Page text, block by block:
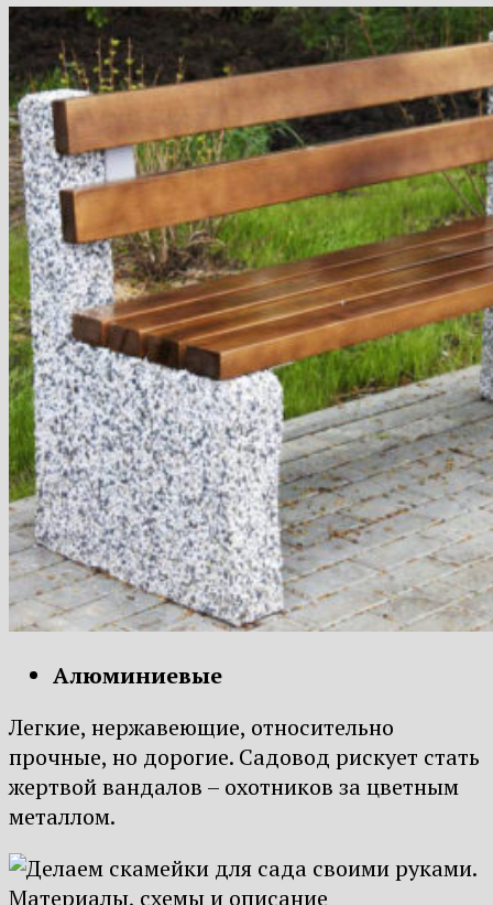
Алюминиевые
Легкие, нержавеющие, относительно
прочные, но дорогие. Садовод рискует стать
жертвой вандалов – охотников за цветным
металлом.